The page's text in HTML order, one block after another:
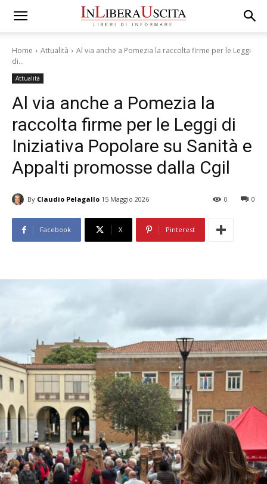
Home Attualità
Al via anche a Pomezia la raccolta firme per le Leggi
di...
Attualità
Al via anche a Pomezia la
raccolta firme per le Leggi di
Iniziativa Popolare su Sanità e
Appalti promosse dalla Cgil
By Claudio Pelagallo 15 Maggio 2026 0
0
Facebook X Pinterest